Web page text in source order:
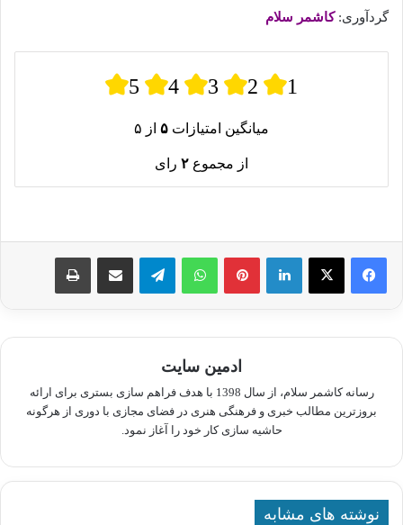
گردآوری:کاشمر سلام
5 4 3 2 1
میانگین امتیازات ۵ از ۵
از مجموع ۲ رای
لینکدین پینترستواتس آپ تلگرام اشتراک گذاری از طریق ایمیل چاپ
ادمین سایت
رسانه کاشمر سلام، از سال 1398 با هدف فراهم سازی بستری برای ارائه
بروزترین مطالب خبری و فرهنگی هنری در فضای مجازی با دوری از هرگونه
حاشیه سازی کار خود را آغاز نمود.
نوشته های مشابه